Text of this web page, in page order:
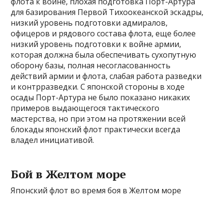
для базирования Первой Тихоокеанской эскадры,
низкий уровень подготовки адмиралов,
офицеров и рядового состава флота, еще более
низкий уровень подготовки к войне армии,
которая должна была обеспечивать сухопутную
оборону базы, полная несогласованность
действий армии и флота, слабая работа разведки
и контрразведки. С японской стороны в ходе
осады Порт-Артура не было показано никаких
примеров выдающегося тактического
мастерства, но при этом на протяжении всей
блокады японский флот практически всегда
владел инициативой.
Бой в Желтом море
Японский флот во время боя в Желтом море